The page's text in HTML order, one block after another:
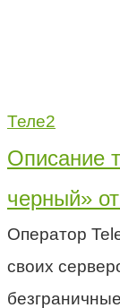
Теле2
Описание
черный»
Оператор
своих